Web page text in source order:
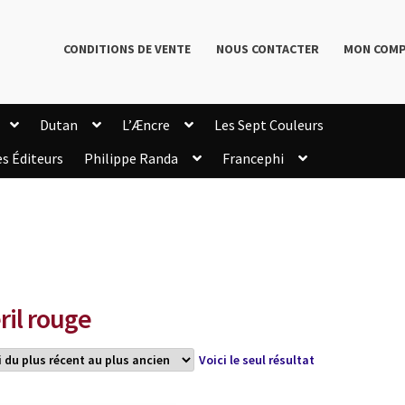
CONDITIONS DE VENTE NOUS CONTACTER MON
Dutan L’Æncre
Les Sept Couleurs
Éditeurs Philippe Randa
Francephi
rouge
Voici le seul résultat